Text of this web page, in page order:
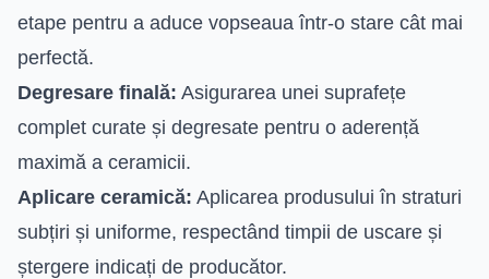
etape pentru a aduce vopseaua într-o stare cât mai
perfectă.
Degresare finală: Asigurarea unei suprafețe
complet curate și degresate pentru o aderență
maximă a ceramicii.
Aplicare ceramică: Aplicarea produsului în straturi
subțiri și uniforme, respectând timpii de uscare și
ștergere indicați de producător.